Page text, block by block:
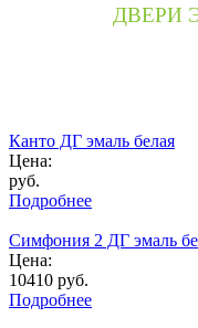
ДВЕРИ
Канто ДГ эмаль белая
Цена:
руб.
Подробнее
Симфония 2 ДГ эмаль
Цена:
10410 руб.
Подробнее